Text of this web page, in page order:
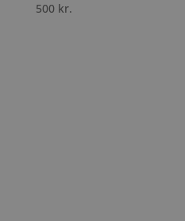
500 kr.